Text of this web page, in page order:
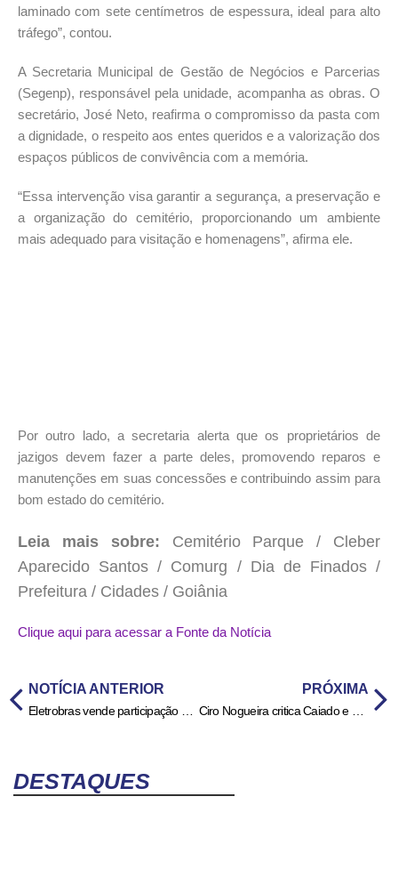
laminado com sete centímetros de espessura, ideal para alto
tráfego”, contou.
A Secretaria Municipal de Gestão de Negócios e Parcerias
(Segenp), responsável pela unidade, acompanha as obras. O
secretário, José Neto, reafirma o compromisso da pasta com
a dignidade, o respeito aos entes queridos e a valorização dos
espaços públicos de convivência com a memória.
“Essa intervenção visa garantir a segurança, a preservação e
a organização do cemitério, proporcionando um ambiente
mais adequado para visitação e homenagens”, afirma ele.
Por outro lado, a secretaria alerta que os proprietários de
jazigos devem fazer a parte deles, promovendo reparos e
manutenções em suas concessões e contribuindo assim para
bom estado do cemitério.
Leia mais sobre: Cemitério Parque / Cleber
Aparecido Santos / Comurg / Dia de Finados /
Prefeitura / Cidades / Goiânia
Clique aqui para acessar a Fonte da Notícia
NOTÍCIA ANTERIOR PRÓXIMA
DESTAQUES